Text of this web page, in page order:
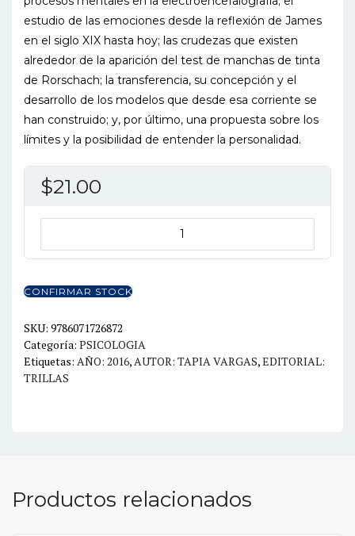
estudio de las emociones desde la reflexión de James
en el siglo XIX hasta hoy; las crudezas que existen
alrededor de la aparición del test de manchas de tinta
de Rorschach; la transferencia, su concepción y el
desarrollo de los modelos que desde esa corriente se
han construido; y, por último, una propuesta sobre los
límites y la posibilidad de entender la personalidad.
$21.00
EN
PSICOLOGÍA
2ED
cantidad
CONFIRMAR STOCK
SKU: 9786071726872
Categoría: PSICOLOGIA
Etiquetas: AÑO: 2016, AUTOR: TAPIA VARGAS,EDITORIAL:
TRILLAS
Productos relacionados